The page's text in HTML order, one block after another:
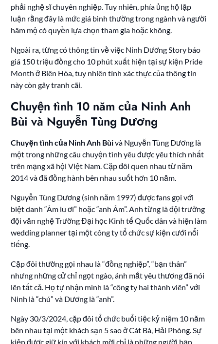
phải nghệ sĩ chuyên nghiệp. Tuy nhiên, phía ủng hộ lập
luận rằng đây là mức giá bình thường trong ngành và người
hâm mộ có quyền lựa chọn tham gia hoặc không.
Ngoài ra, từng có thông tin về việc Ninh Dương Story báo
giá 150 triệu đồng cho 10 phút xuất hiện tại sự kiện Pride
Month ở Biên Hòa, tuy nhiên tính xác thực của thông tin
này còn gây tranh cãi.
Chuyện tình 10 năm của Ninh Anh
Bùi và Nguyễn Tùng Dương
Chuyện tình của Ninh Anh Bùivà Nguyễn Tùng Dương là
một trong những câu chuyện tình yêu được yêu thích nhất
trên mạng xã hội Việt Nam. Cặp đôi quen nhau từ năm
2014 và đã đồng hành bên nhau suốt hơn 10 năm.
Nguyễn Tùng Dương (sinh năm 1997) được fans gọi với
biệt danh “Âm iu ơi” hoặc “anh Âm”. Anh từng là đội trưởng
đội văn nghệ Trường Đại học Kinh tế Quốc dân và hiện làm
wedding planner tại một công ty tổ chức sự kiện cưới nổi
tiếng.
Cặp đôi thường gọi nhau là “đồng nghiệp”, “bạn thân”
nhưng những cử chỉ ngọt ngào, ánh mắt yêu thương đã nói
lên tất cả. Họ tự nhận mình là “công ty hai thành viên” với
Ninh là “chú” và Dương là “anh”.
Ngày 30/3/2024, cặp đôi tổ chức buổi tiệc kỷ niệm 10 năm
bên nhau tại một khách sạn 5 sao ở Cát Bà, Hải Phòng. Sự
kiện được giữ kín với khách mời chỉ là những người bạn